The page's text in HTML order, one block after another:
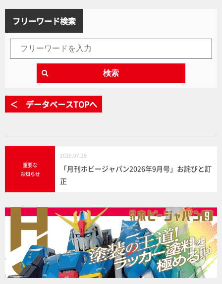
フリーワード検索
検索
＜ データベースTOPへ
重要な
お知らせ
2026.07.25
「月刊ホビージャパン2026年9月号」お詫びと訂
正